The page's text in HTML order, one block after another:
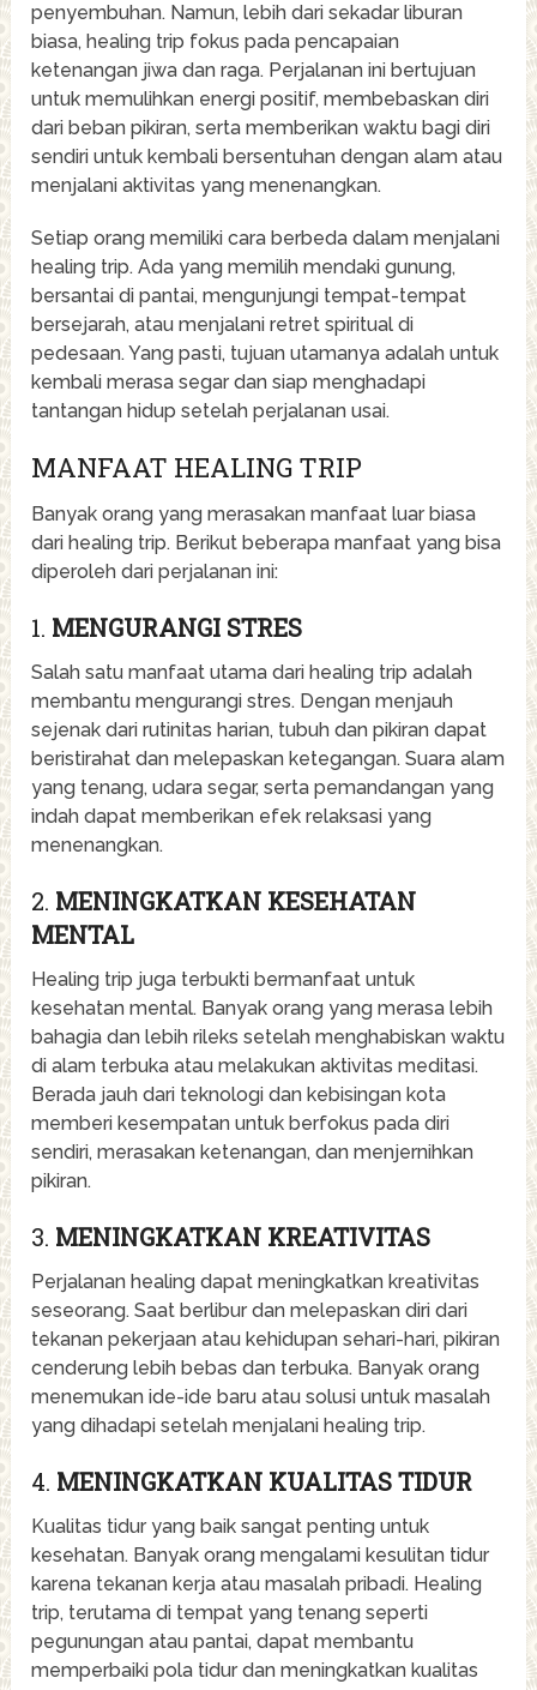
penyembuhan. Namun, lebih dari sekadar liburan
biasa, healing trip fokus pada pencapaian
ketenangan jiwa dan raga. Perjalanan ini bertujuan
untuk memulihkan energi positif, membebaskan diri
dari beban pikiran, serta memberikan waktu bagi diri
sendiri untuk kembali bersentuhan dengan alam atau
menjalani aktivitas yang menenangkan.
Setiap orang memiliki cara berbeda dalam menjalani
healing trip. Ada yang memilih mendaki gunung,
bersantai di pantai, mengunjungi tempat-tempat
bersejarah, atau menjalani retret spiritual di
pedesaan. Yang pasti, tujuan utamanya adalah untuk
kembali merasa segar dan siap menghadapi
tantangan hidup setelah perjalanan usai.
MANFAAT HEALING TRIP
Banyak orang yang merasakan manfaat luar biasa
dari healing trip. Berikut beberapa manfaat yang bisa
diperoleh dari perjalanan ini:
1. MENGURANGI STRES
Salah satu manfaat utama dari healing trip adalah
membantu mengurangi stres. Dengan menjauh
sejenak dari rutinitas harian, tubuh dan pikiran dapat
beristirahat dan melepaskan ketegangan. Suara alam
yang tenang, udara segar, serta pemandangan yang
indah dapat memberikan efek relaksasi yang
menenangkan.
2. MENINGKATKAN KESEHATAN
MENTAL
Healing trip juga terbukti bermanfaat untuk
kesehatan mental. Banyak orang yang merasa lebih
bahagia dan lebih rileks setelah menghabiskan waktu
di alam terbuka atau melakukan aktivitas meditasi.
Berada jauh dari teknologi dan kebisingan kota
memberi kesempatan untuk berfokus pada diri
sendiri, merasakan ketenangan, dan menjernihkan
pikiran.
3. MENINGKATKAN KREATIVITAS
Perjalanan healing dapat meningkatkan kreativitas
seseorang. Saat berlibur dan melepaskan diri dari
tekanan pekerjaan atau kehidupan sehari-hari, pikiran
cenderung lebih bebas dan terbuka. Banyak orang
menemukan ide-ide baru atau solusi untuk masalah
yang dihadapi setelah menjalani healing trip.
4. MENINGKATKAN KUALITAS TIDUR
Kualitas tidur yang baik sangat penting untuk
kesehatan. Banyak orang mengalami kesulitan tidur
karena tekanan kerja atau masalah pribadi. Healing
trip, terutama di tempat yang tenang seperti
pegunungan atau pantai, dapat membantu
memperbaiki pola tidur dan meningkatkan kualitas